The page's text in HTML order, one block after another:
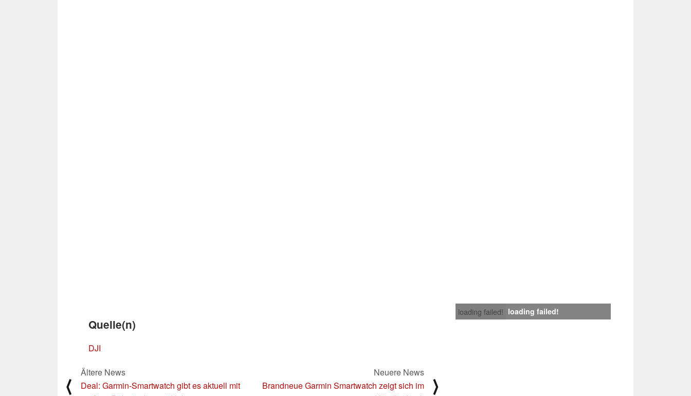
loading failed! loading failed!
Quelle(n)
DJI
⟨
Ältere News
Deal: Garmin-Smartwatch gibt es aktuell mit
Neuere News
Brandneue Garmin Smartwatch zeigt sich im
⟩